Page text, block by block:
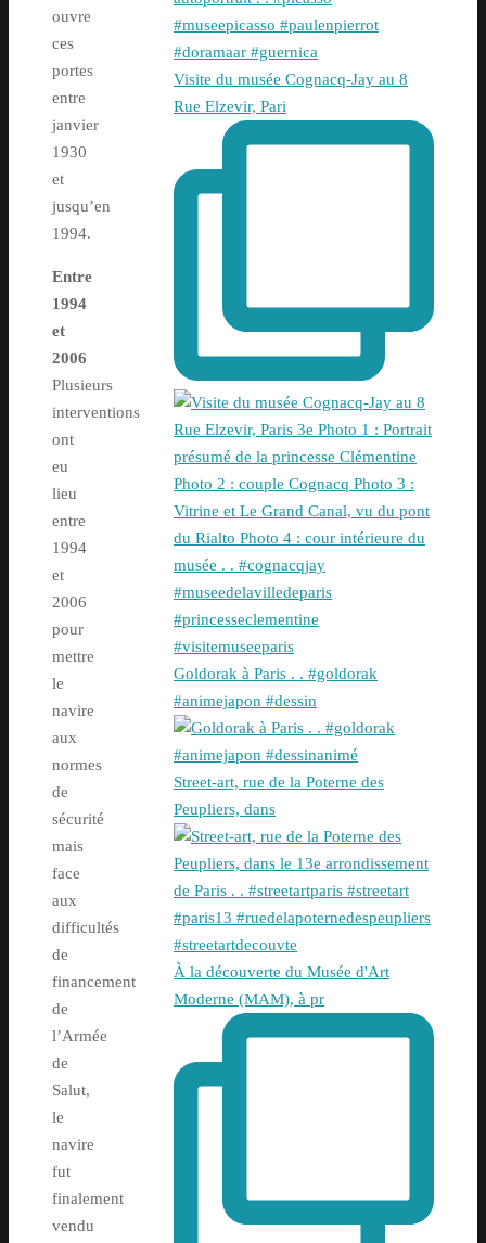
ouvre
ces
portes
entre
janvier
1930
et
jusqu’en
1994.
Entre
1994
et
2006
Plusieurs
interventions
ont
eu
lieu
entre
1994
et
2006
pour
mettre
le
navire
aux
normes
de
sécurité
mais
face
aux
difficultés
de
financement
de
l’Armée
de
Salut,
le
navire
fut
finalement
vendu
Visite du musée Cognacq-Jay au 8
Rue Elzevir, Pari
Goldorak à Paris . . #goldorak
#animejapon #dessin
Street-art, rue de la Poterne des
Peupliers, dans
À la découverte du Musée d'Art
Moderne (MAM), à pr